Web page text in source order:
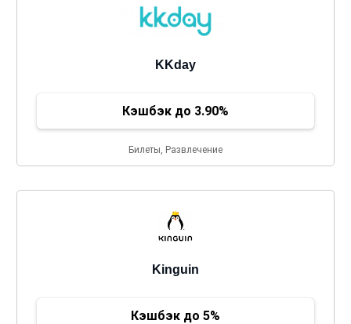
KKday
Кэшбэк до 3.90%
Билеты, Развлечение
Kinguin
Кэшбэк до 5%